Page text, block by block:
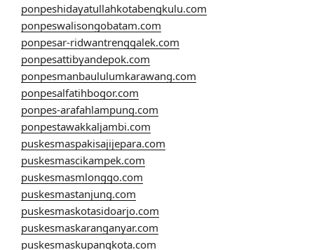
ponpeshidayatullahkotabengkulu.com
ponpeswalisongobatam.com
ponpesar-ridwantrenggalek.com
ponpesattibyandepok.com
ponpesmanbaululumkarawang.com
ponpesalfatihbogor.com
ponpes-arafahlampung.com
ponpestawakkaljambi.com
puskesmaspakisajijepara.com
puskesmascikampek.com
puskesmasmlonggo.com
puskesmastanjung.com
puskesmaskotasidoarjo.com
puskesmaskaranganyar.com
puskesmaskupangkota.com